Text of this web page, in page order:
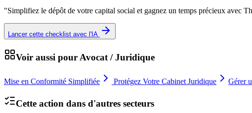
"Simplifiez le dépôt de votre capital social et gagnez un temps précieux avec
Lancer cette checklist avec l'IA
Voir aussi pour Avocat / Juridique
Mise en Conformité Simplifiée Protégez Votre Cabinet Juridique Gérer
Cette action dans d'autres secteurs